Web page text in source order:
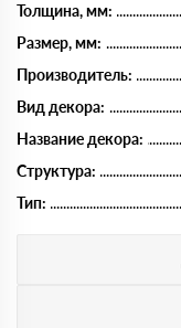
Толщина, мм:
Размер, мм:
Производитель:
Вид декора:
Название декора:
Структура:
Тип: